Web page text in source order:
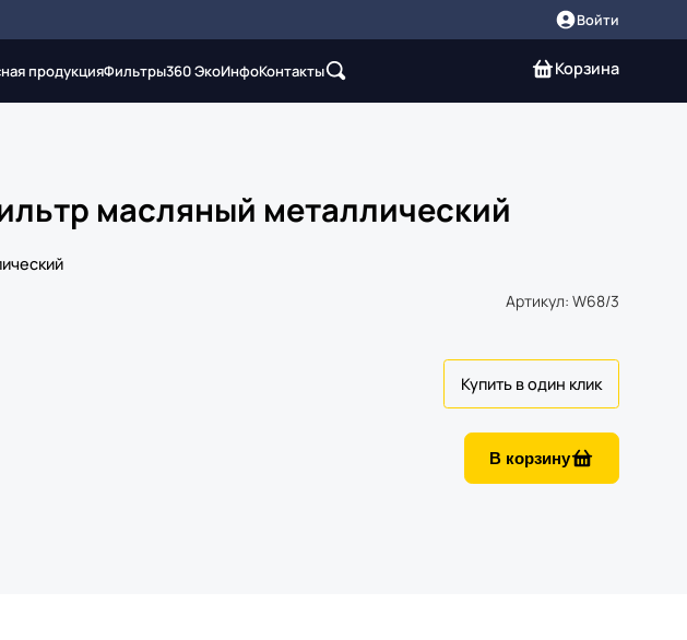
Войти
продукцияФильтры360 ЭкоИнфоКонтакты Корзина
масляный металлический
Артикул: W68/3
В корзину